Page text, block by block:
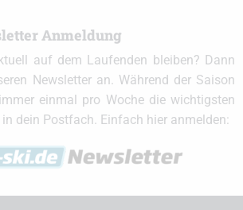
Anmeldung
auf dem Laufenden bleiben? Dann
Newsletter an. Während der Saison
einmal pro Woche die wichtigsten
dein Postfach. Einfach hier anmelden: